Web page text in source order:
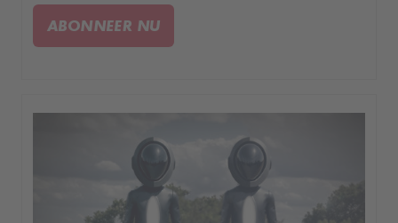
vonden. Bestaan de reuzen uit mythen en legendes
echt?.
ABONNEER NU